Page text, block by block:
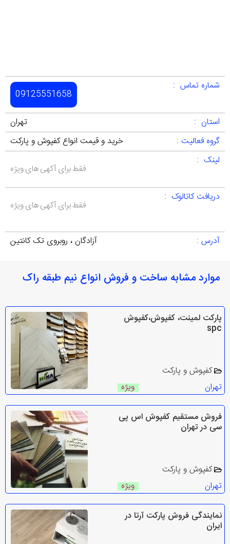
شماره تماس :
09125551658
استان :
تهران
گروه فعالیت :
خرید و قیمت انواع کفپوش و پارکت
لینک :
فقط برای آکهی های ویژه
دریافت کاتالوک :
فقط برای آکهی های ویژه
آدرس : آزادگان ، روبروی تک کانتین
موارد مشابه ساخت و فروش انواع نیم طبقه راک
پارکت لمینت، کفپوش،کفپوش
spc
کفپوش و پارکت
تهران
ویژه
فروش مستقیم کفپوش اس پی
سی در تهران
کفپوش و پارکت
تهران
ویژه
نمایندگی فروش پارکت آرتا در
ایران